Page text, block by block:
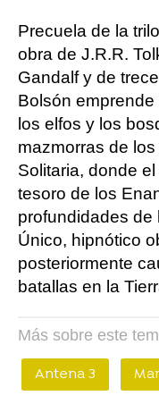
Precuela de la
obra de J.R.R.
Gandalf y de
Bolsón
los elfos y los
mazmorras de
Solitaria, donde
tesoro de los
profundidades de
Único, hipnótico
posteriormente
batallas en la
Más sobre este
Antena 3